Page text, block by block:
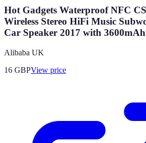
Hot Gadgets Waterproof NFC
Wireless Stereo HiFi Music
Car Speaker 2017 with
Alibaba UK
16 GBPView price